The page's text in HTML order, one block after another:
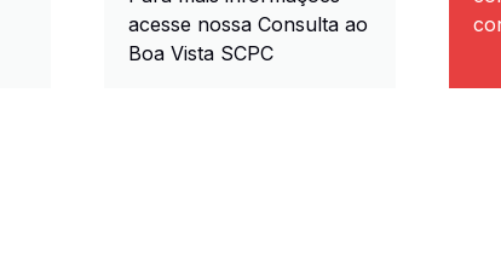
acesse nossa Consulta ao
Boa Vista SCPC